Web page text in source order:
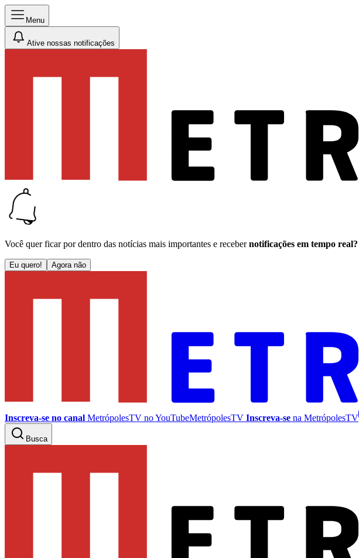
Menu
Ative nossas notificações
Você quer ficar por dentro das notícias mais importantes e receber notificações em tempo real?
Eu quero! Agora não
Inscreva-se no canal MetrópolesTV noYouTubeMetrópolesTV Inscreva-se na MetrópolesTV
Busca